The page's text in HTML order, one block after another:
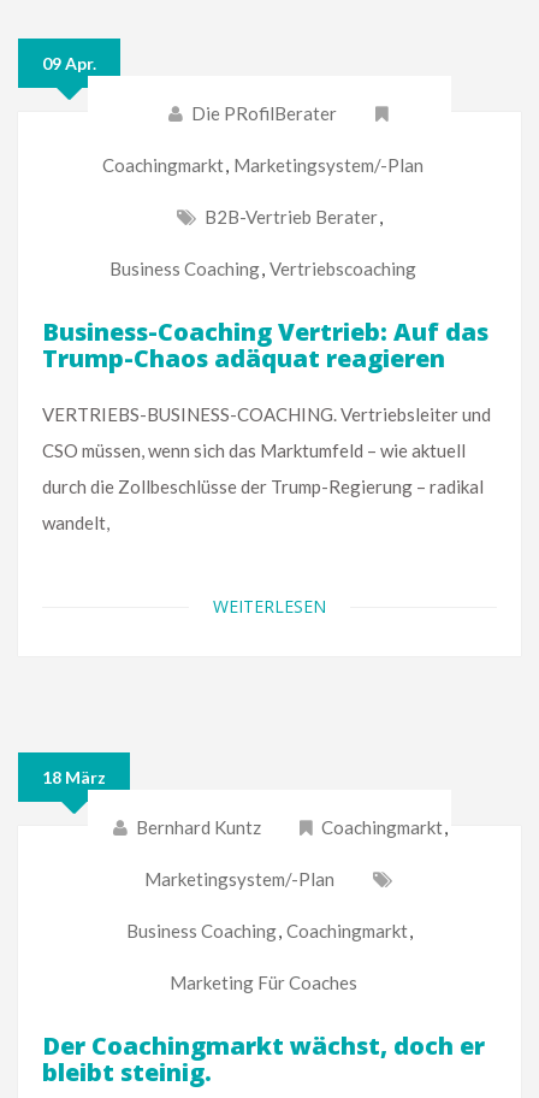
09 Apr.
Die PRofilBerater
Coachingmarkt, Marketingsystem/-Plan
B2B-Vertrieb Berater,
Business Coaching, Vertriebscoaching
Business-Coaching Vertrieb: Auf das
Trump-Chaos adäquat reagieren
VERTRIEBS-BUSINESS-COACHING. Vertriebsleiter und
CSO müssen, wenn sich das Marktumfeld – wie aktuell
durch die Zollbeschlüsse der Trump-Regierung – radikal
wandelt,
WEITERLESEN
18 März
Bernhard Kuntz Coachingmarkt,
Marketingsystem/-Plan
Business Coaching, Coachingmarkt,
Marketing Für Coaches
Der Coachingmarkt wächst, doch er
bleibt steinig.